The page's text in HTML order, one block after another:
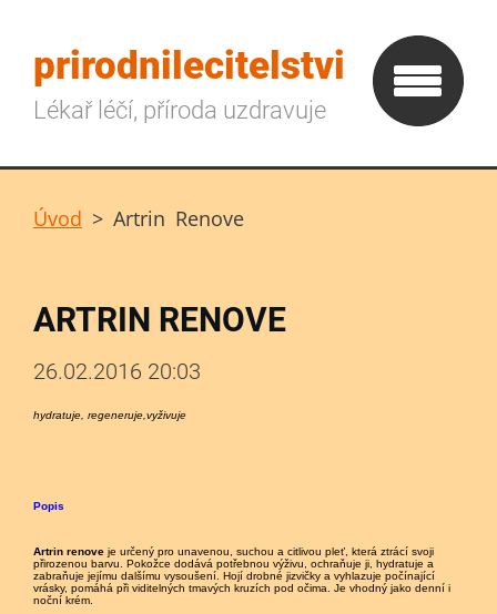
prirodnilecitelstvi
Lékař léčí, příroda uzdravuje
Úvod > Artrin Renove
ARTRIN RENOVE
26.02.2016 20:03
hydratuje, regeneruje,vyživuje
Popis
Artrin renove je určený pro unavenou, suchou a citlivou pleť, která ztrácí svoji
přirozenou barvu. Pokožce dodává potřebnou výživu, ochraňuje ji, hydratuje a
zabraňuje jejímu dalšímu vysoušení. Hojí drobné jizvičky a vyhlazuje počínající
vrásky, pomáhá při viditelných tmavých kruzích pod očima. Je vhodný jako denní i
noční krém.